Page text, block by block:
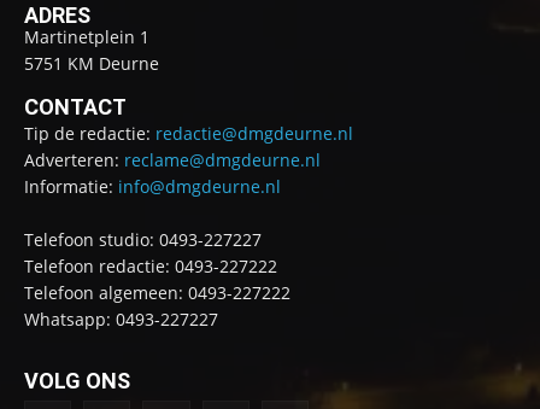
ADRES
Martinetplein 1
5751 KM Deurne
CONTACT
Tip de redactie: redactie@dmgdeurne.nl
Adverteren: reclame@dmgdeurne.nl
Informatie: info@dmgdeurne.nl
Telefoon studio: 0493-227227
Telefoon redactie: 0493-227222
Telefoon algemeen: 0493-227222
Whatsapp: 0493-227227
VOLG ONS